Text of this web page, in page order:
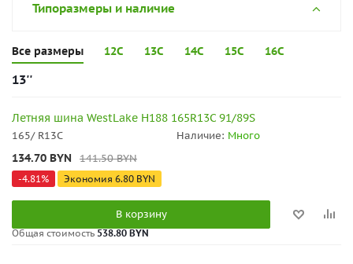
Типоразмеры и наличие
Все размеры 12C 13C 14C 15C 16C
13''
Летняя шина WestLake H188 165R13C 91/89S
165/ R13C Наличие: Много
134.70 BYN 141.50BYN
-4.81% Экономия 6.80 BYN
В корзину
Общая стоимость 538.80 BYN